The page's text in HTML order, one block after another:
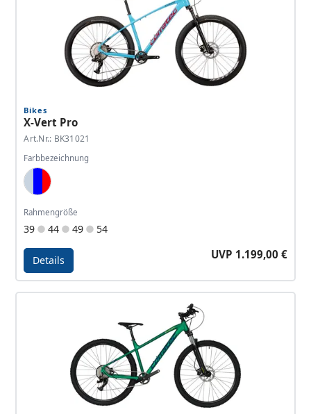
Bikes
X-Vert Pro
Art.Nr.: BK31021
Farbbezeichnung
Light Blue, Dark Blue, Red
Rahmengröße
39 44 49 54
Details UVP 1.199,00 €